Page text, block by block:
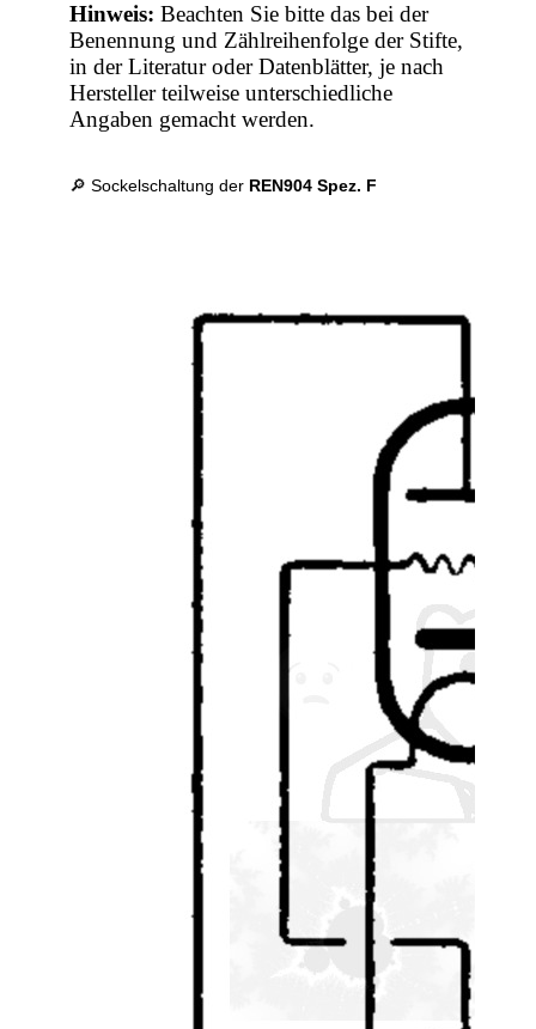
Hinweis: Beachten Sie bitte das bei der
Benennung und Zählreihenfolge der Stifte,
in der Literatur oder Datenblätter, je nach
Hersteller teilweise unterschiedliche
Angaben gemacht werden.
🔎 Sockelschaltung der REN904 Spez. F